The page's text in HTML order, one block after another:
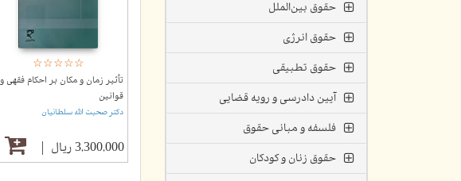
حقوق بین‌الملل
حقوق انرژی
حقوق تطبیقی
آیین دادرسی و رویه قضایی
فلسفه و مبانی حقوق
حقوق زنان و کودکان
☆☆☆☆☆
★★★★★
تأثیر زمان و مکان بر احکام فقهی و
قوانین
دکتر صحبت الله سلطانیان
3,300,000 ریال